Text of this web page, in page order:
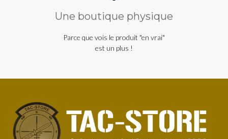
Une boutique physique
Parce que vois le produit "en vrai"
est un plus !